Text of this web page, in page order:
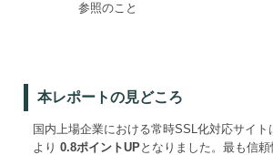
参照のこと
本レポートの見どころ
国内上場企業における常時SSL化対応サイト
より 0.8ポイントUPとなりました。最も信